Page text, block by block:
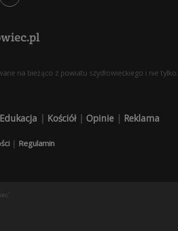
na bieżąco z powiatu szydłowieckiego i nie tylko.
Edukacja | Kościół| Opinie | Reklama
| Regulamin